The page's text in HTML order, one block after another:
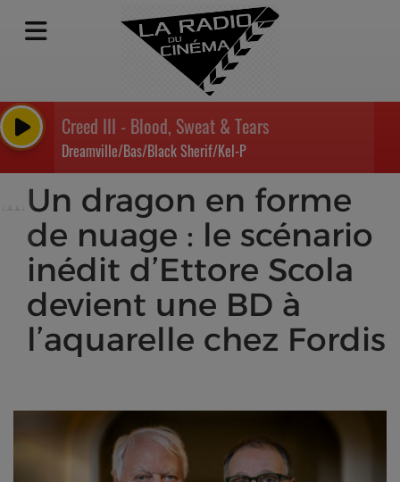
Creed III - Blood, Sweat & Tears
Dreamville/Bas/Black Sherif/Kel-P
Un dragon en forme
de nuage : le scénario
inédit d’Ettore Scola
devient une BD à
l’aquarelle chez Fordis